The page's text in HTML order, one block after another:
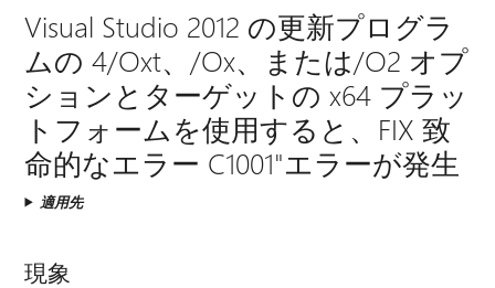
サ
イ
ン
イ
ン
す
る
Visual Studio 2012 の更新プログラ
ムの 4/Oxt、/Ox、または/O2 オプ
ションとターゲットの x64 プラッ
トフォームを使用すると、FIX 致
命的なエラー C1001"エラーが発生
適用先
現象